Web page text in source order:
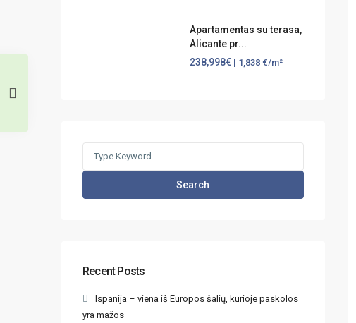
Apartamentas su terasa,
Alicante pr...
238,998€ | 1,838 €/m²
Search
Recent Posts
Ispanija – viena iš Europos šalių, kurioje paskolos
yra mažos